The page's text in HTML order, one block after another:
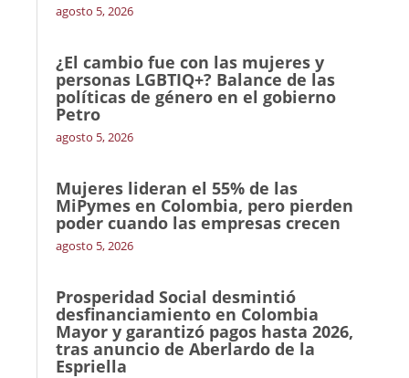
agosto 5, 2026
¿El cambio fue con las mujeres y
personas LGBTIQ+? Balance de las
políticas de género en el gobierno
Petro
agosto 5, 2026
Mujeres lideran el 55% de las
MiPymes en Colombia, pero pierden
poder cuando las empresas crecen
agosto 5, 2026
Prosperidad Social desmintió
desfinanciamiento en Colombia
Mayor y garantizó pagos hasta 2026,
tras anuncio de Aberlardo de la
Espriella